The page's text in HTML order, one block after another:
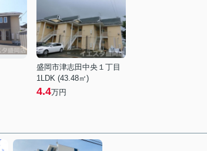
盛岡市津志田中央１丁目
1LDK (43.48㎡)
4.4万円